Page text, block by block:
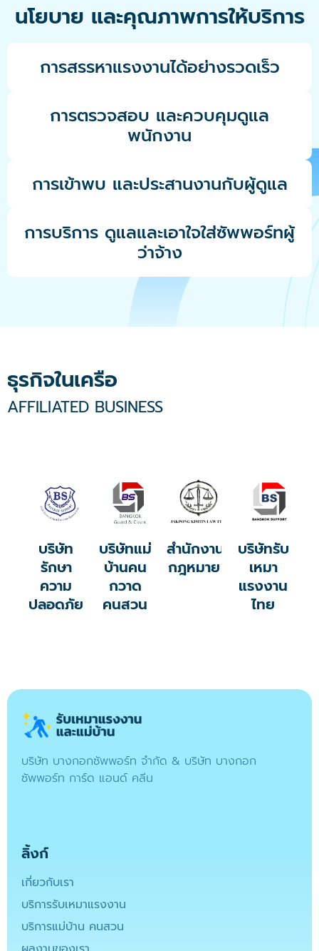
นโยบาย และคุณภาพการให้บริการ
การสรรหาแรงงานได้อย่างรวดเร็ว
การตรวจสอบ และควบคุมดูแล
พนักงาน
การเข้าพบ และประสานงานกับผู้ดูแล
การบริการ ดูแลและเอาใจใส่ซัพพอร์ทผู้
ว่าจ้าง
ธุรกิจในเครือ
AFFILIATED BUSINESS
บริษัท
รักษา
ความ
ปลอดภัย
บริษัทแม่
บ้านคน
กวาด
คนสวน
สำนักงาน
กฎหมาย
บริษัทรับ
เหมา
แรงงาน
ไทย
บริษัท บางกอกซัพพอร์ท จำกัด & บริษัท บางกอก
ซัพพอร์ท การ์ด แอนด์ คลีน
ลิ้งก์
เกี่ยวกับเรา
บริการรับเหมาแรงงาน
บริการแม่บ้าน คนสวน